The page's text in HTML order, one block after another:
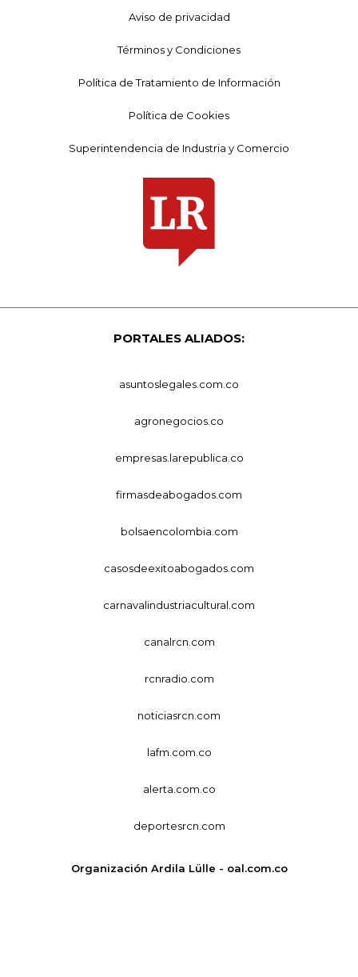
Aviso de privacidad
Términos y Condiciones
Política de Tratamiento de Información
Política de Cookies
Superintendencia de Industria y Comercio
PORTALES ALIADOS:
asuntoslegales.com.co
agronegocios.co
empresas.larepublica.co
firmasdeabogados.com
bolsaencolombia.com
casosdeexitoabogados.com
carnavalindustriacultural.com
canalrcn.com
rcnradio.com
noticiasrcn.com
lafm.com.co
alerta.com.co
deportesrcn.com
Organización Ardila Lülle - oal.com.co